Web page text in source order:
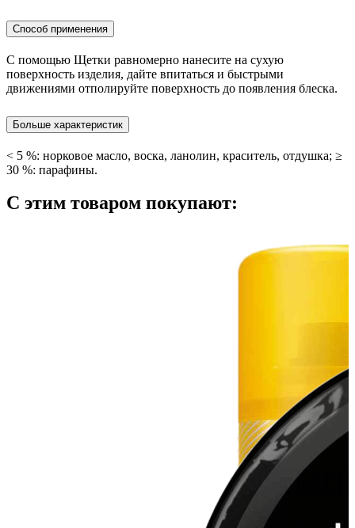
Способ применения
С помощью Щетки равномерно нанесите на сухую
поверхность изделия, дайте впитаться и быстрыми
движениями отполируйте поверхность до появления блеска.
Больше характеристик
< 5 %: норковое масло, воска, ланолин, краситель, отдушка; ≥
30 %: парафины.
С этим товаром покупают: